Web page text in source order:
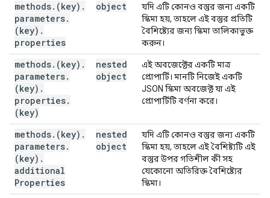
methods. (key) .
parameters.
(key) .
properties
object
যদি এটি কোনও বস্তুর জন্য একটি
স্কিমা হয়, তাহলে এই বস্তুর প্রতিটি
বৈশিষ্ট্যের জন্য স্কিমা তালিকাভুক্ত
করুন।
methods. (key) .
parameters.
(key) .
properties.
(key)
nested
object
এই অবজেক্টের একটি মাত্র
প্রোপার্টি। মানটি নিজেই একটি
JSON স্কিমা অবজেক্ট যা এই
প্রোপার্টিটি বর্ণনা করে।
methods. (key) .
parameters.
(key) .
additional
Properties
nested
object
যদি এটি কোনও বস্তুর জন্য একটি
স্কিমা হয়, তাহলে এই বৈশিষ্ট্যটি এই
বস্তুর উপর গতিশীল কী সহ
যেকোনো অতিরিক্ত বৈশিষ্ট্যের
স্কিমা।